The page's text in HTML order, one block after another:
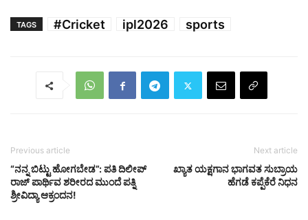
TAGS #Cricket ipl2026 sports
Previous article
“ನನ್ನ ಬಿಟ್ಟು ಹೋಗಬೇಡ”: ಪತಿ ದಿಲೀಪ್
ರಾಜ್ ಪಾರ್ಥಿವ ಶರೀರದ ಮುಂದೆ ಪತ್ನಿ
ಶ್ರೀವಿದ್ಯಾ ಆಕ್ರಂದನ!
Next article
ಖ್ಯಾತ ಯಕ್ಷಗಾನ ಭಾಗವತ ಸುಬ್ರಾಯ
ಹೆಗಡೆ ಕಪ್ಪೆಕೆರೆ ನಿಧನ